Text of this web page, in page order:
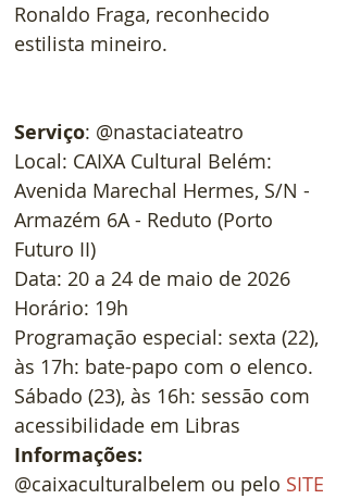
Ronaldo Fraga, reconhecido
estilista mineiro.
Serviço: @nastaciateatro
Local: CAIXA Cultural Belém:
Avenida Marechal Hermes, S/N -
Armazém 6A - Reduto (Porto
Futuro II)
Data: 20 a 24 de maio de 2026
Horário: 19h
Programação especial: sexta (22),
às 17h: bate-papo com o elenco.
Sábado (23), às 16h: sessão com
acessibilidade em Libras
Informações:
@caixaculturalbelem ou pelo SITE